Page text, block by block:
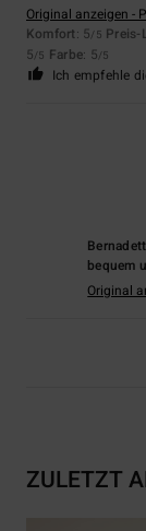
Original anzeigen -
Komfort: 5/5
5/5 Farbe: 5/5
Ich empfehle
bequem
Original
ZULETZT